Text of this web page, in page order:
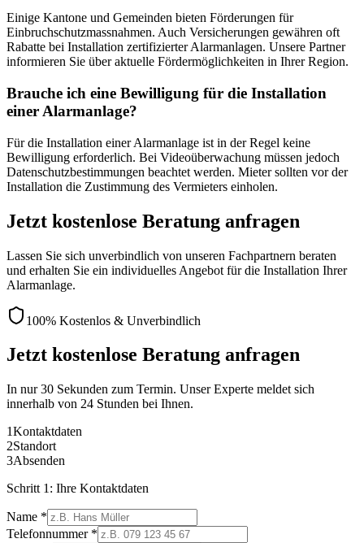
Einige Kantone und Gemeinden bieten Förderungen für
Einbruchschutzmassnahmen. Auch Versicherungen gewähren oft
Rabatte bei Installation zertifizierter Alarmanlagen. Unsere Partner
informieren Sie über aktuelle Fördermöglichkeiten in Ihrer Region.
Brauche ich eine Bewilligung für die Installation
einer Alarmanlage?
Für die Installation einer Alarmanlage ist in der Regel keine
Bewilligung erforderlich. Bei Videoüberwachung müssen jedoch
Datenschutzbestimmungen beachtet werden. Mieter sollten vor der
Installation die Zustimmung des Vermieters einholen.
Jetzt kostenlose Beratung anfragen
Lassen Sie sich unverbindlich von unseren Fachpartnern beraten
und erhalten Sie ein individuelles Angebot für die Installation Ihrer
Alarmanlage.
100% Kostenlos & Unverbindlich
Jetzt kostenlose Beratung anfragen
In nur 30 Sekunden zum Termin. Unser Experte meldet sich
innerhalb von 24 Stunden bei Ihnen.
1Kontaktdaten
2Standort
3Absenden
Schritt 1: Ihre Kontaktdaten
Name *
Telefonnummer *